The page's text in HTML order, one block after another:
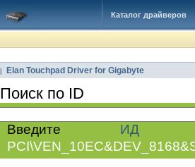
Каталог драйверов
Elan Touchpad Driver for Gigabyte
Поиск по ID
Введите ИД